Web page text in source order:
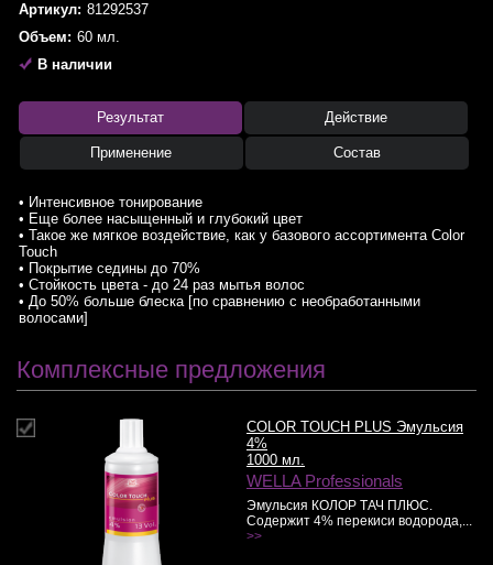
Артикул: 81292537
Объем: 60 мл.
В наличии
Результат Действие
Применение Состав
• Интенсивное тонирование
• Еще более насыщенный и глубокий цвет
• Такое же мягкое воздействие, как у базового ассортимента Color
Touch
• Покрытие седины до 70%
• Стойкость цвета - до 24 раз мытья волос
• До 50% больше блеска [по сравнению с необработанными
волосами]
Комплексные предложения
COLOR TOUCH PLUS Эмульсия
4%
1000 мл.
WELLA Professionals
Эмульсия КОЛОР ТАЧ ПЛЮС.
Содержит 4% перекиси водорода,...
>>